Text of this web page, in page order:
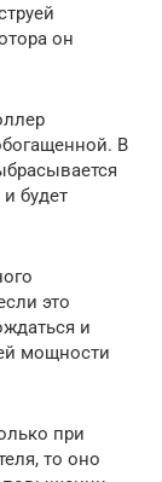
он
В
будет
это
и
мощности
при
то оно